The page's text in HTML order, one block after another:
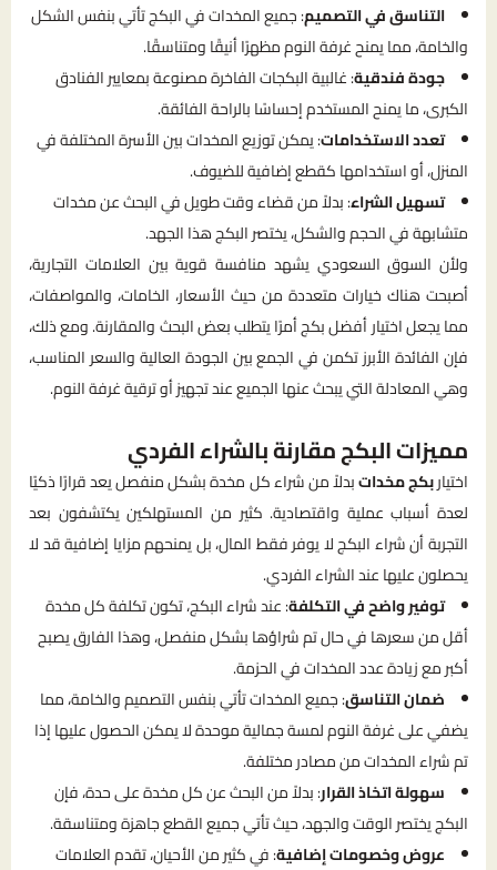
التناسق في التصميم: جميع المخدات في البكج تأتي بنفس الشكل
والخامة، مما يمنح غرفة النوم مظهرًا أنيقًا ومتناسقًا.
جودة فندقية: غالبية البكجات الفاخرة مصنوعة بمعايير الفنادق
الكبرى، ما يمنح المستخدم إحساسًا بالراحة الفائقة.
تعدد الاستخدامات: يمكن توزيع المخدات بين الأسرة المختلفة في
المنزل، أو استخدامها كقطع إضافية للضيوف.
تسهيل الشراء: بدلاً من قضاء وقت طويل في البحث عن مخدات
متشابهة في الحجم والشكل، يختصر البكج هذا الجهد.
ولأن السوق السعودي يشهد منافسة قوية بين العلامات التجارية،
أصبحت هناك خيارات متعددة من حيث الأسعار، الخامات، والمواصفات،
مما يجعل اختيار أفضل بكج أمرًا يتطلب بعض البحث والمقارنة. ومع ذلك،
فإن الفائدة الأبرز تكمن في الجمع بين الجودة العالية والسعر المناسب،
وهي المعادلة التي يبحث عنها الجميع عند تجهيز أو ترقية غرفة النوم.
مميزات البكج مقارنة بالشراء الفردي
اختياربكج مخداتبدلاً من شراء كل مخدة بشكل منفصل يعد قرارًا ذكيًا
لعدة أسباب عملية واقتصادية. كثير من المستهلكين يكتشفون بعد
التجربة أن شراء البكج لا يوفر فقط المال، بل يمنحهم مزايا إضافية قد لا
يحصلون عليها عند الشراء الفردي.
توفير واضح في التكلفة: عند شراء البكج، تكون تكلفة كل مخدة
أقل من سعرها في حال تم شراؤها بشكل منفصل، وهذا الفارق يصبح
أكبر مع زيادة عدد المخدات في الحزمة.
ضمان التناسق: جميع المخدات تأتي بنفس التصميم والخامة، مما
يضفي على غرفة النوم لمسة جمالية موحدة لا يمكن الحصول عليها إذا
تم شراء المخدات من مصادر مختلفة.
سهولة اتخاذ القرار: بدلاً من البحث عن كل مخدة على حدة، فإن
البكج يختصر الوقت والجهد، حيث تأتي جميع القطع جاهزة ومتناسقة.
عروض وخصومات إضافية: في كثير من الأحيان، تقدم العلامات